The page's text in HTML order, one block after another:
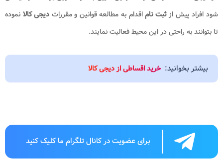
شود افراد پیش ازثبت ناماقدام به مطالعه قوانین و مقررات دیجی کالا نموده
تا بتوانند به راحتی در این محیط فعالیت نمایند.
بیشتر بخوانید: خرید اقساطی از دیجی کالا
برای عضویت در کانال تلگرام ما کلیک کنید